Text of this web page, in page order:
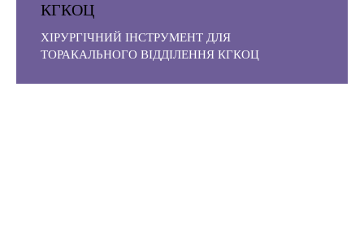
КГКОЦ
ХІРУРГІЧНИЙ ІНСТРУМЕНТ ДЛЯ
ТОРАКАЛЬНОГО ВІДДІЛЕННЯ КГКОЦ